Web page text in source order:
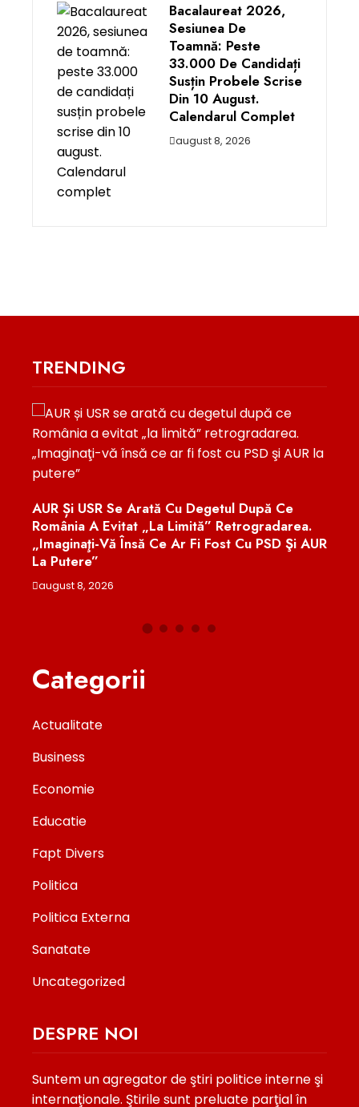
Bacalaureat 2026,
Sesiunea De
Toamnă: Peste
33.000 De Candidați
Susțin Probele Scrise
Din 10 August.
Calendarul Complet
august 8, 2026
TRENDING
Și USR Se Arată Cu Degetul După Ce
A Evitat „la Limită” Retrogradarea.
Vă Însă Ce Ar Fi Fost Cu PSD Şi AUR
Putere”
august 8, 2026
Cadrele
august 8,
Categorii
Actualitate
Business
Economie
Educatie
Fapt Divers
Politica
Politica Externa
Sanatate
Uncategorized
DESPRE NOI
Suntem un agregator de ştiri politice interne şi
internaţionale. Ştirile sunt preluate parţial în